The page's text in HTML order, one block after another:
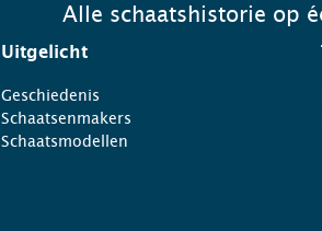
Alle schaatshistorie op
Uitgelicht
Geschiedenis
Schaatsenmakers
Schaatsmodellen